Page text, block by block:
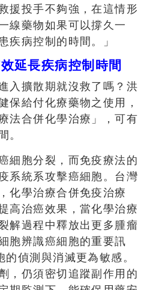
援投手不夠強，在這情形
線藥物如果可以撐久一
疾病控制的時間。」
延長疾病控制時間
入擴散期就沒救了嗎？洪
保給付化療藥物之使用，
法合併化學治療」，可有
。
細胞分裂，而免疫療法的
系統系攻擊癌細胞。台灣
化學治療合併免疫治療
高治癌效果，當化學治療
解過程中釋放出更多腫瘤
胞辨識癌細胞的重要訊
偵測與消滅更為敏感。
，仍須密切追蹤副作用的